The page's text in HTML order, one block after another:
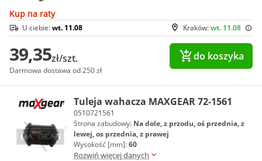
Kup na raty
Kraków:wt. 11.08
U ciebie:wt. 11.08
39,35zł/szt.
Darmowa dostawa od 250 zł
do koszyka
Tuleja wahacza MAXGEAR 72-1561
0510721561
Strona zabudowy: Na dole, z przodu, oś przednia, z
lewej, os przednia, z prawej
Wysokość [mm]:60
Rozwiń więcej danych